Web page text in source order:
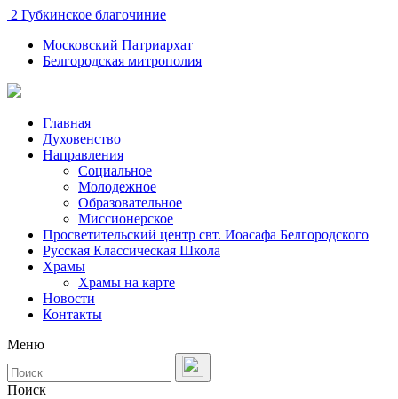
2 Губкинское благочиние
Московский Патриархат
Белгородская митрополия
Главная
Духовенство
Направления
Социальное
Молодежное
Образовательное
Миссионерское
Просветительский центр свт. Иоасафа Белгородского
Русская Классическая Школа
Храмы
Храмы на карте
Новости
Контакты
Меню
Поиск